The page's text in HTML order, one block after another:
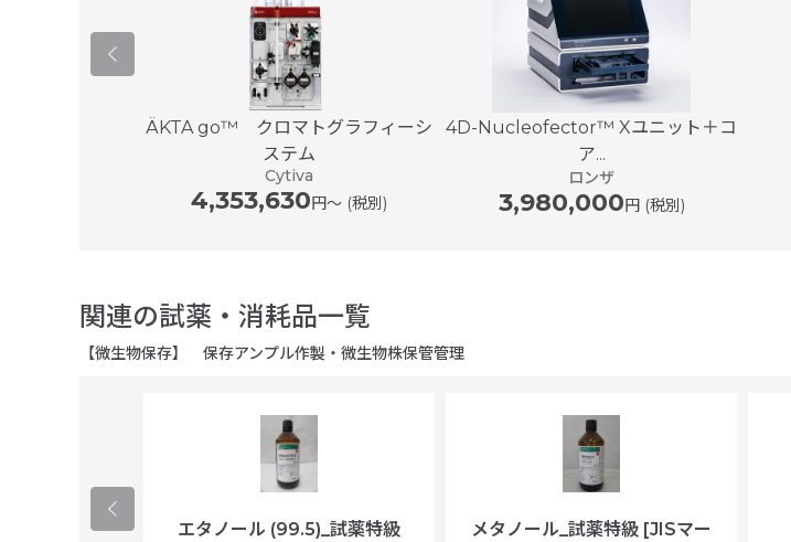
ÄKTA go™ クロマトグラフィーシ
ステム
Cytiva
4,353,630円〜 (税別)
4D-Nucleofector™ Xユニット＋コ
ア...
ロンザ
3,980,000円 (税別)
関連の試薬・消耗品一覧
【微生物保存】 保存アンプル作製・微生物株保管管理
エタノール (99.5)_試薬特級
メタノール_試薬特級 [JISマー